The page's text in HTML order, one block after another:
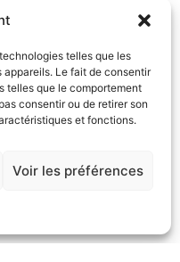
telles que les
Le fait de consentir
telles que le comportement
consentir ou de retirer son
et fonctions.
Voir les préférences